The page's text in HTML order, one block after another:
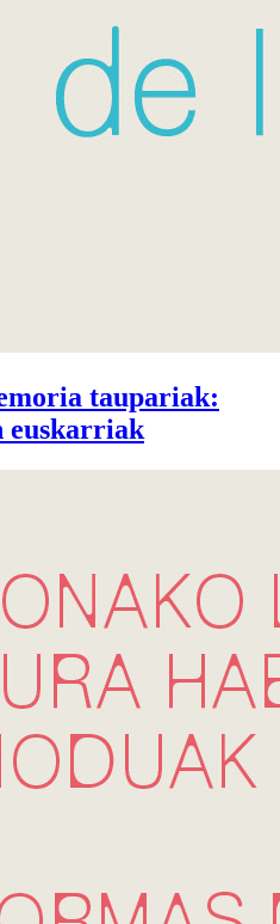
taupariak:
euskarriak